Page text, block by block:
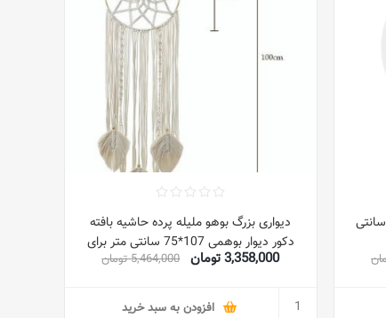
قیمت برگردان دیوار مشکی 100x50 سانتی
دیواری بزرگ بوهو ملیله پرده حاشیه بافته
دکور دیوار بوهمی 107*75 سانتی متر برای
اتاق نشیمن اتاق خواب آپارتمان
3,358,000 تومان 5,464,000 تومان
افزودن به سبد خرید